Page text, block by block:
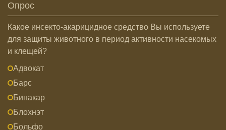
Опрос
Какое инсекто-акарицидное средство Вы используете
для защиты животного в период активности насекомых
и клещей?
Адвокат
Барс
Бинакар
Блохнэт
Больфо